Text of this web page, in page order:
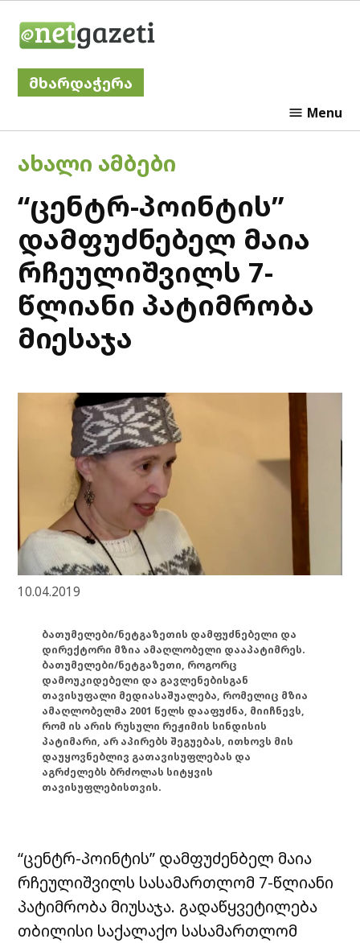
მხარდაჭერა
Menu
POSTED
ᲐᲮᲐᲚᲘ ᲐᲛᲑᲔᲑᲘ
“ცენტრ-პოინტის”
დამფუძნებელ მაია
რჩეულიშვილს 7-
წლიანი პატიმრობა
მიესაჯა
10.04.2019
ბათუმელები/ნეტგაზეთის დამფუძნებელი და
დირექტორი მზია ამაღლობელი დააპატიმრეს.
ბათუმელები/ნეტგაზეთი, როგორც
დამოუკიდებელი და გავლენებისგან
თავისუფალი მედიასაშუალება, რომელიც მზია
ამაღლობელმა 2001 წელს დააფუძნა, მიიჩნევს,
რომ ის არის რუსული რეჟიმის სინდისის
პატიმარი, არ აპირებს შეგუებას, ითხოვს მის
დაუყოვნებლივ გათავისუფლებას და
აგრძელებს ბრძოლას სიტყვის
თავისუფლებისთვის.
“ცენტრ-პოინტის” დამფუძენბელ მაია
რჩეულიშვილს სასამართლომ 7-წლიანი
პატიმრობა მიუსაჯა. გადაწყვეტილება
თბილისი საქალაქო სასამართლომ